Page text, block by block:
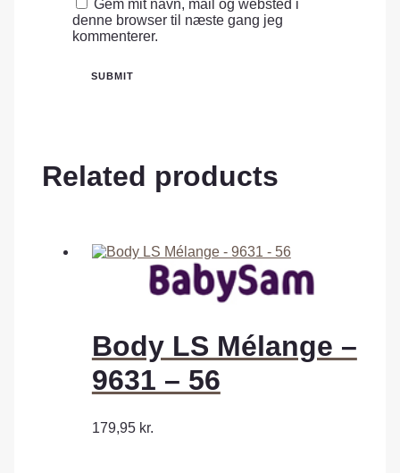
Gem mit navn, mail og websted i
denne browser til næste gang jeg
kommenterer.
Related products
Body LS Mélange –
9631 – 56
179,95 kr.